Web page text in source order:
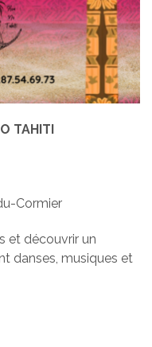
TAHITI
Cormier
et découvrir un
danses, musiques et